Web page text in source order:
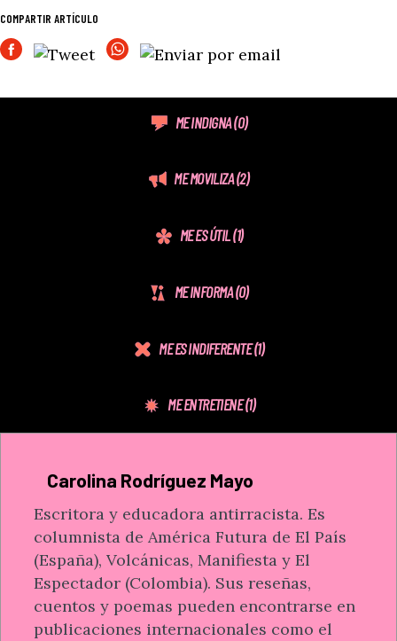
COMPARTIR ARTÍCULO
ME INDIGNA(0)
ME MOVILIZA(2)
ME ES ÚTIL(1)
ME INFORMA(0)
ME ES INDIFERENTE(1)
ME ENTRETIENE(1)
Carolina Rodríguez Mayo
Escritora y educadora antirracista. Es
columnista de América Futura de El País
(España), Volcánicas, Manifiesta y El
Espectador (Colombia). Sus reseñas,
cuentos y poemas pueden encontrarse en
publicaciones internacionales como el